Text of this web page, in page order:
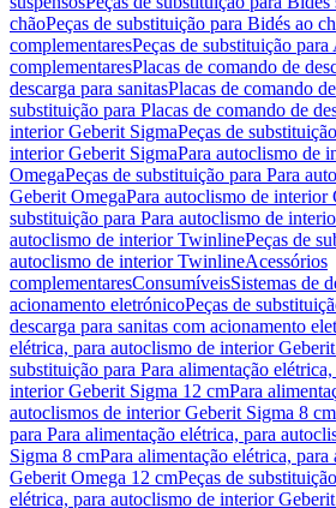
chãoPeças de substituição para Bidés ao
complementaresPeças de substituição para
complementaresPlacas de comando de
descarga para sanitasPlacas de comando
substituição para Placas de comando de
interior Geberit SigmaPeças de
interior Geberit SigmaPara autoclismo de
OmegaPeças de substituição para Para
Geberit OmegaPara autoclismo de interior
substituição para Para autoclismo de
autoclismo de interior TwinlinePeças de
autoclismo de interior TwinlineAcessórios
complementaresConsumíveisSistemas de
acionamento eletrónicoPeças de
descarga para sanitas com acionamento
elétrica, para autoclismo de interior
substituição para Para alimentação
interior Geberit Sigma 12 cmPara
autoclismos de interior Geberit Sigma 8 cm
para Para alimentação elétrica, para
Sigma 8 cmPara alimentação elétrica,
Geberit Omega 12 cmPeças de
elétrica, para autoclismo de interior